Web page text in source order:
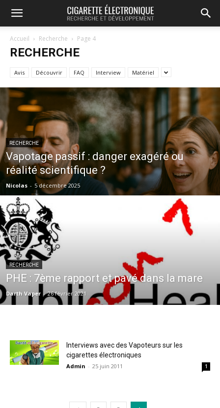
Accueil Recherche Page 4
RECHERCHE
Avis Découvrir FAQ Interview Matériel
RECHERCHE
Vapotage passif : danger exagéré ou
réalité scientifique ?
Nicolas - 5 décembre 2025
RECHERCHE
PHE : 7ème rapport et pavé dans la mare
Darth Vaper - 26 février 2021
Interviews avec des Vapoteurs sur les
cigarettes électroniques
Admin - 25 juin 2011 1